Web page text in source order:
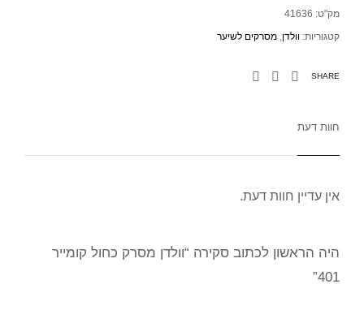
מק"ט: 41636
קטגוריות: וולדן, מסרקים לשיער
SHARE
חוות דעת
אין עדיין חוות דעת.
היה הראשון לכתוב סקירה “וולדן מסרק כחול קומייר
401”